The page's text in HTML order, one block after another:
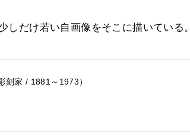
しだけ若い自画像をそこに描いている。
刻家 / 1881～1973）